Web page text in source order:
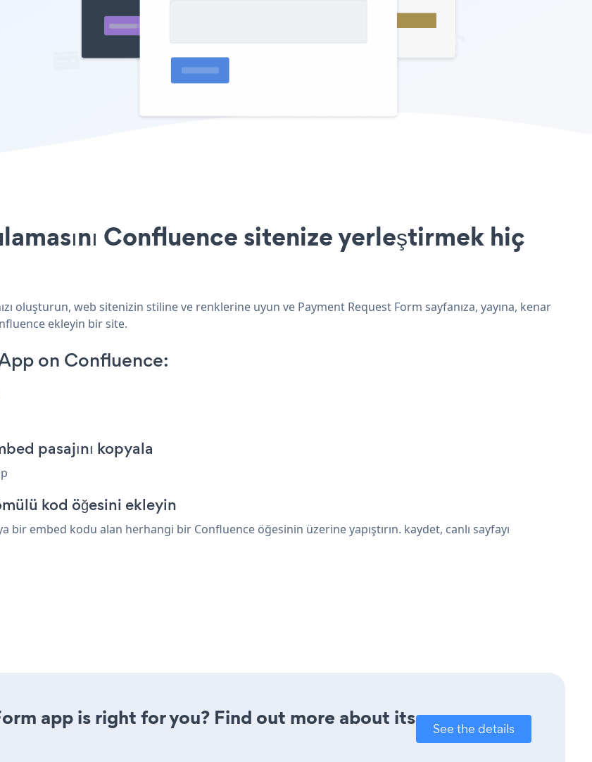
Confluence sitenize yerleştirmek hiç
oluşturun, web sitenizin stiline ve renklerine uyun ve Payment Request Form sayfanıza, yayına, kenar
ekleyin bir site.
on Confluence:
pasajını kopyala
kod öğesini ekleyin
embed kodu alan herhangi bir Confluence öğesinin üzerine yapıştırın. kaydet, canlı sayfayı
app is right for you? Find out more about its
See the details